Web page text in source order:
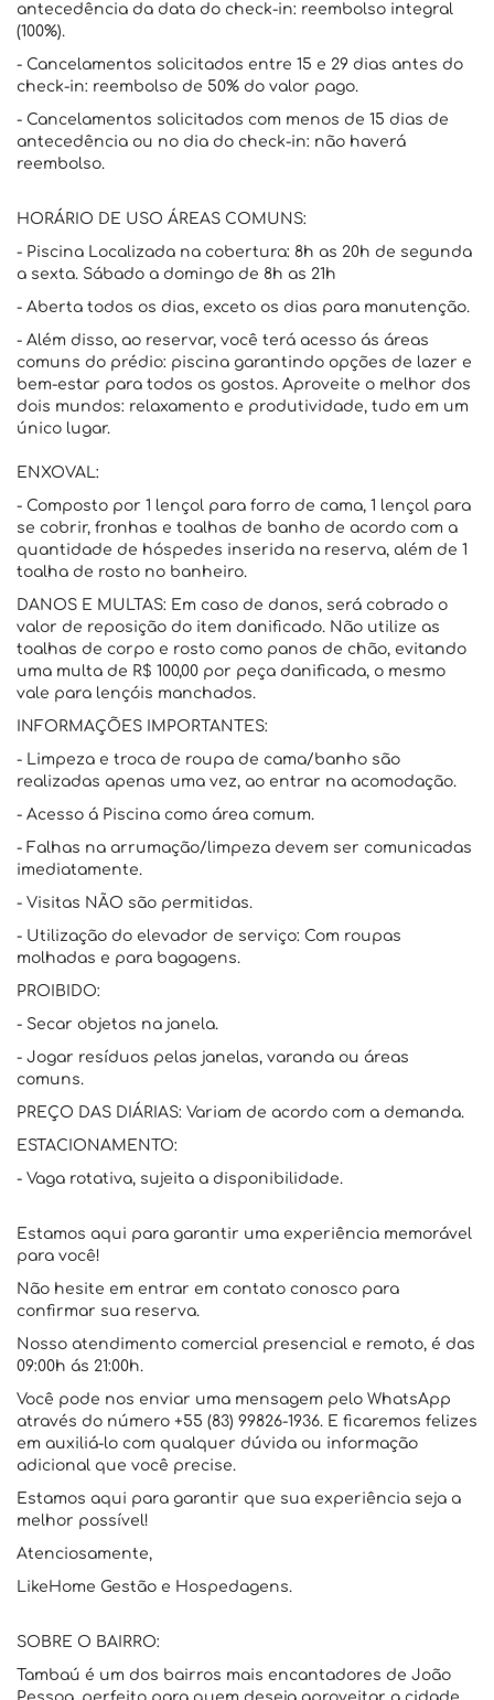
antecedência da data do check-in: reembolso integral
(100%).
- Cancelamentos solicitados entre 15 e 29 dias antes do
check-in: reembolso de 50% do valor pago.
- Cancelamentos solicitados com menos de 15 dias de
antecedência ou no dia do check-in: não haverá
reembolso.
HORÁRIO DE USO ÁREAS COMUNS:
- Piscina Localizada na cobertura: 8h as 20h de segunda
a sexta. Sábado a domingo de 8h as 21h
- Aberta todos os dias, exceto os dias para manutenção.
- Além disso, ao reservar, você terá acesso ás áreas
comuns do prédio: piscina garantindo opções de lazer e
bem-estar para todos os gostos. Aproveite o melhor dos
dois mundos: relaxamento e produtividade, tudo em um
único lugar.
ENXOVAL:
- Composto por 1 lençol para forro de cama, 1 lençol para
se cobrir, fronhas e toalhas de banho de acordo com a
quantidade de hóspedes inserida na reserva, além de 1
toalha de rosto no banheiro.
DANOS E MULTAS: Em caso de danos, será cobrado o
valor de reposição do item danificado. Não utilize as
toalhas de corpo e rosto como panos de chão, evitando
uma multa de R$ 100,00 por peça danificada, o mesmo
vale para lençóis manchados.
INFORMAÇÕES IMPORTANTES:
- Limpeza e troca de roupa de cama/banho são
realizadas apenas uma vez, ao entrar na acomodação.
- Acesso á Piscina como área comum.
- Falhas na arrumação/limpeza devem ser comunicadas
imediatamente.
- Visitas NÃO são permitidas.
- Utilização do elevador de serviço: Com roupas
molhadas e para bagagens.
PROIBIDO:
- Secar objetos na janela.
- Jogar resíduos pelas janelas, varanda ou áreas
comuns.
PREÇO DAS DIÁRIAS: Variam de acordo com a demanda.
ESTACIONAMENTO:
- Vaga rotativa, sujeita a disponibilidade.
Estamos aqui para garantir uma experiência memorável
para você!
Não hesite em entrar em contato conosco para
confirmar sua reserva.
Nosso atendimento comercial presencial e remoto, é das
09:00h ás 21:00h.
Você pode nos enviar uma mensagem pelo WhatsApp
através do número +55 (83) 99826-1936. E ficaremos felizes
em auxiliá-lo com qualquer dúvida ou informação
adicional que você precise.
Estamos aqui para garantir que sua experiência seja a
melhor possível!
Atenciosamente,
LikeHome Gestão e Hospedagens.
SOBRE O BAIRRO:
Tambaú é um dos bairros mais encantadores de João